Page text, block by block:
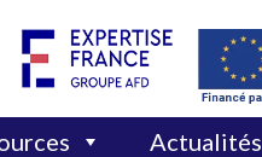
Actualités